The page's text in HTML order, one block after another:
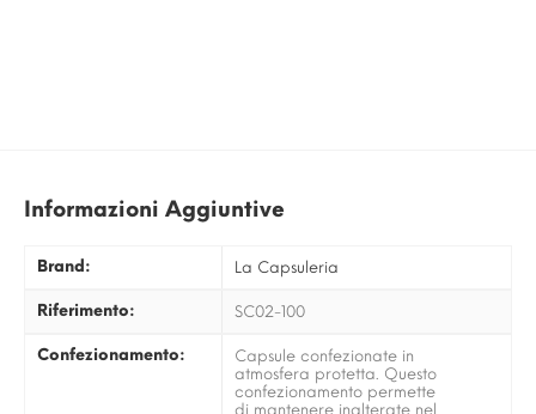
Informazioni Aggiuntive
Brand: La Capsuleria
Riferimento: SC02-100
Confezionamento:
Capsule confezionate in
atmosfera protetta. Questo
confezionamento permette
di mantenere inalterate nel